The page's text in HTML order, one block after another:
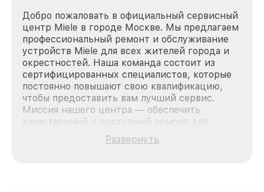
Добро пожаловать в официальный сервисный
центр Miele в городе Москве. Мы предлагаем
профессиональный ремонт и обслуживание
устройств Miele для всех жителей города и
окрестностей. Наша команда состоит из
сертифицированных специалистов, которые
постоянно повышают свою квалификацию,
чтобы предоставить вам лучший сервис.
Миссия нашего центра — обеспечить
качественный и доступный ремонт для
каждого пользователя продукции Miele, вне
зависимости от сложности поломки. Мы
Развернуть